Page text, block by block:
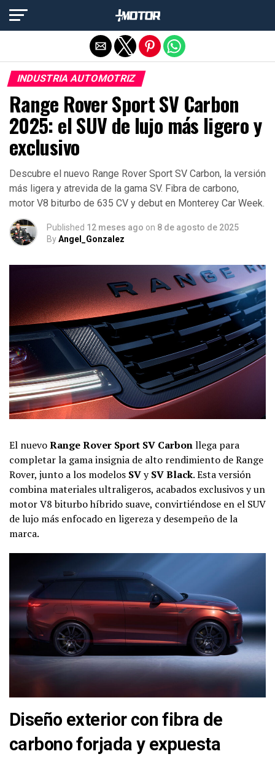
INDUSTRIA AUTOMOTRIZ
Range Rover Sport SV Carbon
2025: el SUV de lujo más ligero y
exclusivo
Descubre el nuevo Range Rover Sport SV Carbon, la versión
más ligera y atrevida de la gama SV. Fibra de carbono,
motor V8 biturbo de 635 CV y debut en Monterey Car Week.
Published 12 meses ago on 8 de agosto de 2025
ByAngel_Gonzalez
El nuevoRange Rover Sport SV Carbonllega para
completar la gama insignia de alto rendimiento de Range
Rover, junto a los modelos SVySV Black. Esta versión
combina materiales ultraligeros, acabados exclusivos y un
motor V8 biturbo híbrido suave, convirtiéndose en el SUV
de lujo más enfocado en ligereza y desempeño de la
marca.
Diseño exterior con fibra de
carbono forjada y expuesta
Salir de la versión móvil